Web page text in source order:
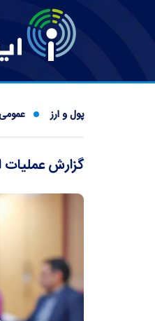
پول و ارز
گزارش